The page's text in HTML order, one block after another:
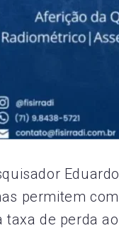
permitem
de perda